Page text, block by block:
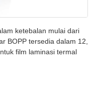
ketebalan mulai dari
BOPP tersedia dalam 12,
film laminasi termal